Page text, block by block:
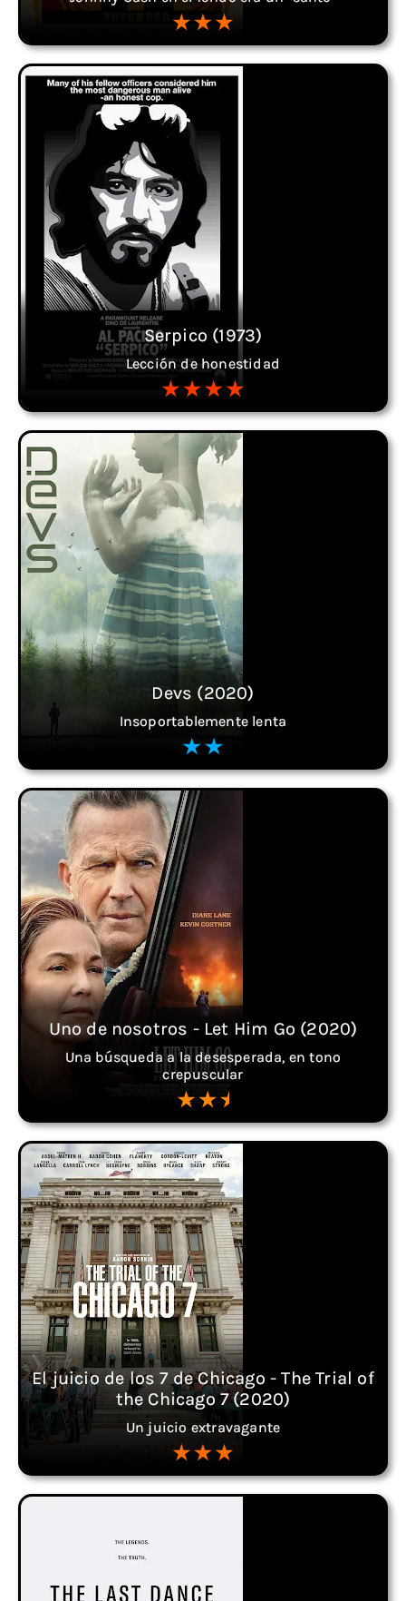
Serpico (1973)
Lección de honestidad
Devs (2020)
Insoportablemente lenta
Uno de nosotros - Let Him Go (2020)
Una búsqueda a la desesperada, en tono
crepuscular
El juicio de los 7 de Chicago - The Trial of
the Chicago 7 (2020)
Un juicio extravagante